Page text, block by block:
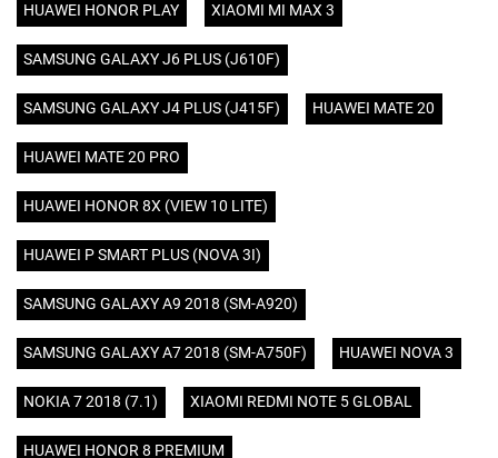
HUAWEI HONOR PLAY XIAOMI MI MAX 3
SAMSUNG GALAXY J6 PLUS (J610F)
SAMSUNG GALAXY J4 PLUS (J415F) HUAWEI MATE 20
HUAWEI MATE 20 PRO
HUAWEI HONOR 8X (VIEW 10 LITE)
HUAWEI P SMART PLUS (NOVA 3I)
SAMSUNG GALAXY A9 2018 (SM-A920)
SAMSUNG GALAXY A7 2018 (SM-A750F) HUAWEI NOVA 3
NOKIA 7 2018 (7.1) XIAOMI REDMI NOTE 5 GLOBAL
HUAWEI HONOR 8 PREMIUM